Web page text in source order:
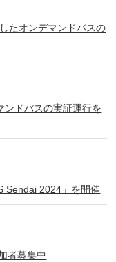
たオンデマンドバスの
ンドバスの実証運行を
Sendai 2024」を開催
者募集中